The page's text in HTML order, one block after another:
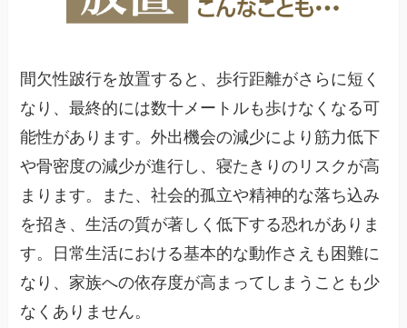
間欠性跛行を放置すると、歩行距離がさらに短く
なり、最終的には数十メートルも歩けなくなる可
能性があります。外出機会の減少により筋力低下
や骨密度の減少が進行し、寝たきりのリスクが高
まります。また、社会的孤立や精神的な落ち込み
を招き、生活の質が著しく低下する恐れがありま
す。日常生活における基本的な動作さえも困難に
なり、家族への依存度が高まってしまうことも少
なくありません。